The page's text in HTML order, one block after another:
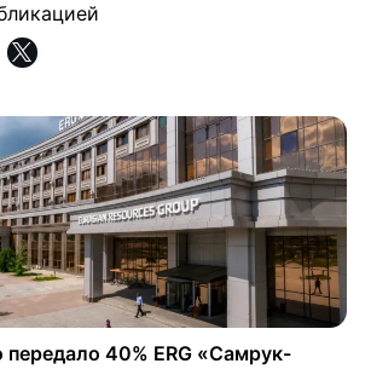
передало 40% ERG «Самрук-